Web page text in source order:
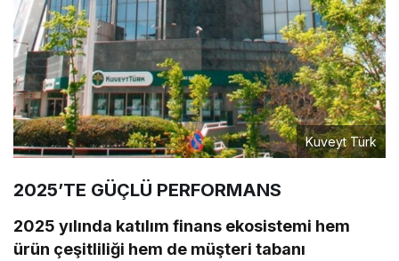
Kuveyt Türk
2025’TE GÜÇLÜ PERFORMANS
2025 yılında katılım finans ekosistemi hem
ürün çeşitliliği hem de müşteri tabanı